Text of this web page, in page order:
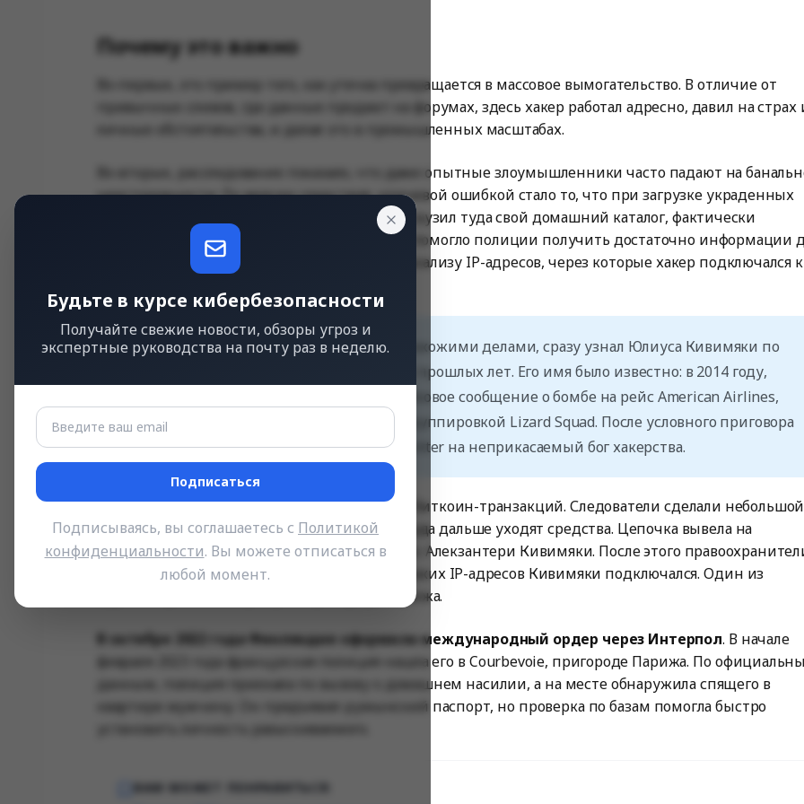
Почему это важно
Во-первых, это пример того, как утечка превращается в массовое вымогательство. В отличие от
привычных сливов, где данные продают на форумах, здесь хакер работал адресно, давил на страх
личные обстоятельства, и делал это в промышленных масштабах.
Во-вторых, расследование показало, что даже опытные злоумышленники часто падают на
неосторожности. По версии следствия, ключевой ошибкой стало то, что при загрузке украденных
данных на сервер Ransom_man случайно выгрузил туда свой домашний каталог, фактически
содержимое собственного компьютера. Это помогло полиции получить достаточно информации
идентификации преступника и перейти к анализу IP-адресов, через которые хакер подключался к
Один из следователей, работавший с похожими делами, сразу узнал Юлиуса Кивимяки по
его профилю активности в кибератаках прошлых лет. Его имя было известно: в 2014 году,
когда ему было 17 лет, он отправил фейковое сообщение о бомбе на рейсAmerican Airlines,
вызвав отмену полёта, и был связан с группировкой Lizard Squad. После условного приговора
в 2015 году он обновил биографию в Twitter на неприкасаемый бог хакерства.
Параллельно полиция отслеживала цепочку биткоин-транзакций. Следователи сделали небольшой
платеж на кошелек хакера, чтобы увидеть, куда дальше уходят средства. Цепочка вывела на
банковский счет, связанный с именем Юлиус Алекзантери Кивимяки. После этого
получили доступ к серверу и проверили, с каких IP-адресов Кивимяки подключался. Один из
адресов привел к квартире в пригороде Парижа.
В октябре 2022 года Финляндия оформила международный ордер через Интерпол. В начале
февраля 2023 года французская полиция нашла его в Courbevoie, пригороде Парижа. По
данным, полиция приехала по вызову о домашнем насилии, а на месте обнаружила спящего в
квартире мужчину. Он предъявил румынский паспорт, но проверка по базам помогла быстро
установить личность разыскиваемого.
ВАМ МОЖЕТ ПОНРАВИТЬСЯ:
Будьте в курсе кибербезопасности
Получайте свежие новости, обзоры угроз и
экспертные руководства на почту раз в неделю.
Подписаться
Подписываясь, вы соглашаетесь с Политикой
конфиденциальности. Вы можете отписаться в
любой момент.